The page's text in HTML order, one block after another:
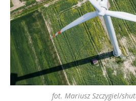
fot. Mariusz Szczygiel/